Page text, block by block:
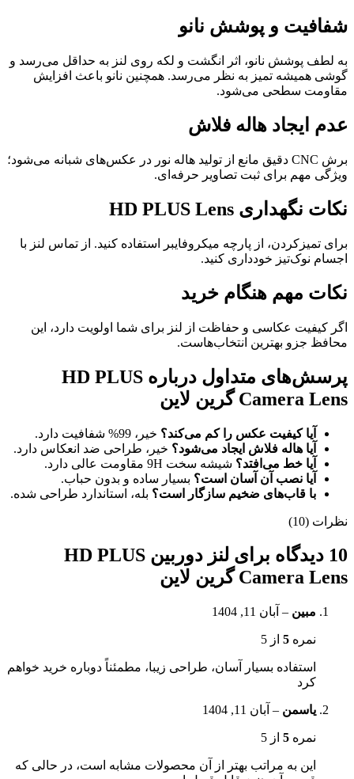
شفافیت و پوشش نانو
به لطف پوشش نانو، اثر انگشت و لکه روی لنز به حداقل می‌رسد و
گوشی همیشه تمیز به نظر می‌رسد. همچنین نانو باعث افزایش
مقاومت سطحی می‌شود.
عدم ایجاد هاله فلاش
برش CNC دقیق مانع از تولید هاله نور در عکس‌های شبانه می‌شود؛
ویژگی مهم برای ثبت تصاویر حرفه‌ای.
نکات نگهداری HD PLUS Lens
برای تمیزکردن، از پارچه میکروفایبر استفاده کنید. از تماس لنز با
اجسام نوک‌تیز خودداری کنید.
نکات مهم هنگام خرید
اگر کیفیت عکاسی و حفاظت از لنز برای شما اولویت دارد، این
محافظ جزو بهترین انتخاب‌هاست.
پرسش‌های متداول درباره HD PLUS
Camera Lens گرین لاین
آیا کیفیت عکس را کم می‌کند؟ خیر، 99% شفافیت دارد.
آیا هاله فلاش ایجاد می‌شود؟ خیر، طراحی ضد انعکاس دارد.
آیا خط می‌افتد؟ شیشه سخت 9H مقاومت عالی دارد.
آیا نصب آن آسان است؟ بسیار ساده و بدون حباب.
با قاب‌های ضخیم سازگار است؟ بله، استاندارد طراحی شده.
نظرات (10)
10 دیدگاه برای
لنز دوربین HD PLUS
Camera Lens گرین لاین
مبین – آبان 11, 1404
نمره 5 از 5
استفاده بسیار آسان، طراحی زیبا، مطمئناً دوباره خرید خواهم
کرد
یاسمن – آبان 11, 1404
نمره 5 از 5
این به مراتب بهتر از آن محصولات مشابه است، در حالی که